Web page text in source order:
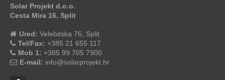
Solar Projekt d.o.o.
Cesta Mira 16, Split
Ured: Velebitska 76, Split
Tel/Fax: +385 21 655 117
Mob 1: +385 99 705 7900
E-mail: info@solarprojekt.hr